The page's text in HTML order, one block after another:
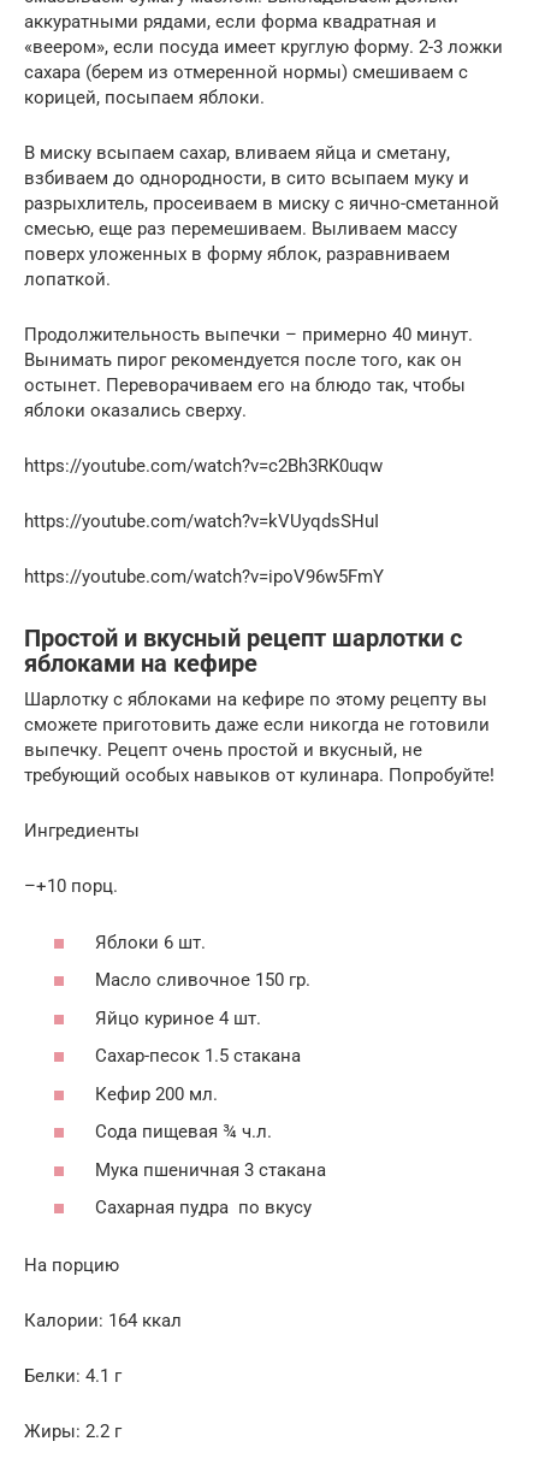
аккуратными рядами, если форма квадратная и
«веером», если посуда имеет круглую форму. 2-3 ложки
сахара (берем из отмеренной нормы) смешиваем с
корицей, посыпаем яблоки.
В миску всыпаем сахар, вливаем яйца и сметану,
взбиваем до однородности, в сито всыпаем муку и
разрыхлитель, просеиваем в миску с яично-сметанной
смесью, еще раз перемешиваем. Выливаем массу
поверх уложенных в форму яблок, разравниваем
лопаткой.
Продолжительность выпечки – примерно 40 минут.
Вынимать пирог рекомендуется после того, как он
остынет. Переворачиваем его на блюдо так, чтобы
яблоки оказались сверху.
https://youtube.com/watch?v=c2Bh3RK0uqw
https://youtube.com/watch?v=kVUyqdsSHuI
https://youtube.com/watch?v=ipoV96w5FmY
Простой и вкусный рецепт шарлотки с
яблоками на кефире
Шарлотку с яблоками на кефире по этому рецепту вы
сможете приготовить даже если никогда не готовили
выпечку. Рецепт очень простой и вкусный, не
требующий особых навыков от кулинара. Попробуйте!
Ингредиенты
–+10 порц.
Яблоки 6 шт.
Масло сливочное 150 гр.
Яйцо куриное 4 шт.
Сахар-песок 1.5 стакана
Кефир 200 мл.
Сода пищевая ¾ ч.л.
Мука пшеничная 3 стакана
Сахарная пудра по вкусу
На порцию
Калории: 164 ккал
Белки: 4.1 г
Жиры: 2.2 г